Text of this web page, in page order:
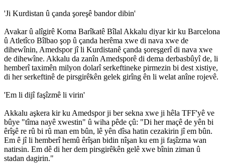
'Ji Kurdistan û çanda şoreşê bandor dibin'
Avakar û alîgirê Koma Barîkatê Bîlal Akkalu diyar kir ku Barcelona
û Atletîco Bîlbao şop û çanda herêma xwe di nava xwe de
dihewînin, Amedspor jî li Kurdistanê çanda şoreşgerî di nava xwe
de dihewîne. Akkalu da zanîn Amedsporê di dema derbasbûyî de, li
hemberî taximên milyon dolarî serkeftineke pirmezin bi dest xistiye,
di her serkeftinê de pirsgirêkên gelek girîng ên li welat anîne rojevê.
'Em li dijî faşîzmê li virin'
Akkalu aşkera kir ku Amedspor ji ber sekna xwe ji hêla TFF'yê ve
bûye "tîma nayê xwestin" û wiha pêde çû: "Di her maçê de yên bi
êrîşê re rû bi rû man em bûn, lê yên dîsa hatin cezakirin jî em bûn.
Em ê jî li hemberî hemû êrîşan bidin nîşan ku em ji faşîzma wan
natirsin. Em dê di her dem pirsgirêkên gelê xwe bînin ziman û
stadan dagirin."